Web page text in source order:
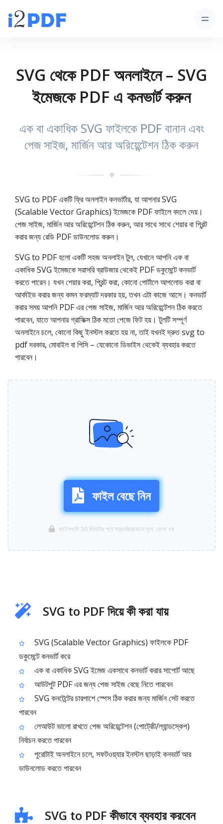
SVG থেকে PDF অনলাইনে – SVG
ইমেজকে PDF এ কনভার্ট করুন
এক বা একাধিক SVG ফাইলকে PDF বানান এবং
পেজ সাইজ, মার্জিন আর অরিয়েন্টেশন ঠিক করুন
✧
SVG to PDF একটি ফ্রি অনলাইন কনভার্টার, যা আপনার SVG
(Scalable Vector Graphics) ইমেজকে PDF ফাইলে বদলে দেয়।
পেজ সাইজ, মার্জিন আর অরিয়েন্টেশন ঠিক করুন, আর সাথে সাথে শেয়ার বা প্রিন্ট
করার জন্য রেডি PDF ডাউনলোড করুন।
SVG to PDF হলো একটি সহজ অনলাইন টুল, যেখানে আপনি এক বা
একাধিক SVG ইমেজকে সরাসরি ব্রাউজার থেকেই PDF ডকুমেন্টে কনভার্ট
করতে পারেন। যখন শেয়ার করা, প্রিন্ট করা, কোনো পোর্টালে আপলোড করা বা
আর্কাইভ করার জন্য কমন ফরম্যাট দরকার হয়, তখন এটা কাজে আসে। কনভার্ট
করার সময় আপনি PDF এর পেজ সাইজ, মার্জিন আর অরিয়েন্টেশন ঠিক করতে
পারবেন, যাতে আপনার গ্রাফিক্স ঠিক মতো পেজে ফিট হয়। টুলটি সম্পূর্ণ
অনলাইনে চলে, কোনো কিছু ইনস্টল করতে হয় না, তাই যখনই দ্রুত svg to
pdf দরকার, মোবাইল বা পিসি – যেকোনো ডিভাইস থেকেই ব্যবহার করতে
পারবেন।
ফাইল বেছে নিন
ফাইলগুলি 30 মিনিটের পরে স্বয়ংক্রিয়ভাবে মুছে ফেলা হয়
SVG to PDF দিয়ে কী করা যায়
SVG (Scalable Vector Graphics) ফাইলকে PDF
ডকুমেন্টে কনভার্ট করে
এক বা একাধিক SVG ইমেজ একসাথে কনভার্ট করার সাপোর্ট আছে
আউটপুট PDF এর জন্য পেজ সাইজ বেছে নিতে পারবেন
SVG কনটেন্টের চারপাশে স্পেস ঠিক করার জন্য মার্জিন সেট করতে
পারবেন
লেআউট ভালো রাখতে পেজ অরিয়েন্টেশন (পোর্ট্রেট/ল্যান্ডস্কেপ)
নির্বাচন করতে পারবেন
পুরোটাই অনলাইনে চলে, সফটওয়্যার ইনস্টল ছাড়াই কনভার্ট আর
ডাউনলোড করতে পারবেন
SVG to PDF কীভাবে ব্যবহার করবেন